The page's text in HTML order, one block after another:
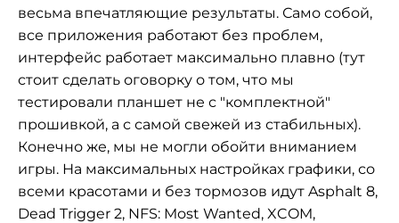
весьма впечатляющие результаты. Само собой,
все приложения работают без проблем,
интерфейс работает максимально плавно (тут
стоит сделать оговорку о том, что мы
тестировали планшет не с "комплектной"
прошивкой, а с самой свежей из стабильных).
Конечно же, мы не могли обойти вниманием
игры. На максимальных настройках графики, со
всеми красотами и без тормозов идут Asphalt 8,
Dead Trigger 2, NFS: Most Wanted, XCOM,